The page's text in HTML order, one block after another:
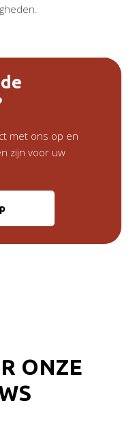
met ons op en
zijn voor uw
ONZE